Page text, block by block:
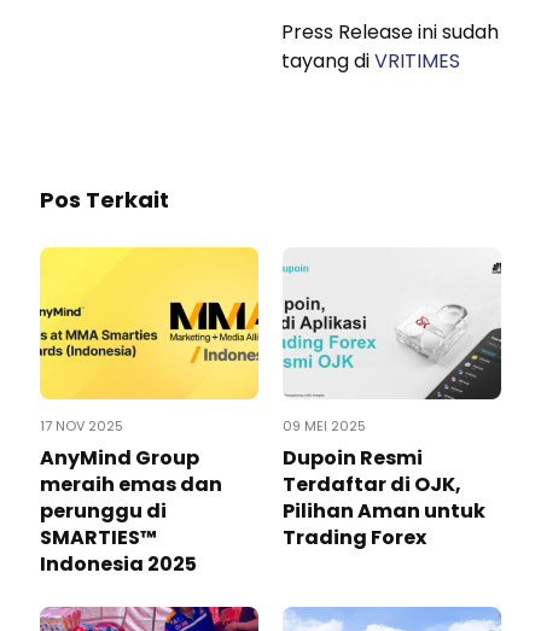
Press Release ini sudah
tayang diVRITIMES
Pos Terkait
17 NOV 2025
AnyMind Group
meraih emas dan
perunggu di
SMARTIES™
Indonesia 2025
09 MEI 2025
Dupoin Resmi
Terdaftar di OJK,
Pilihan Aman untuk
Trading Forex